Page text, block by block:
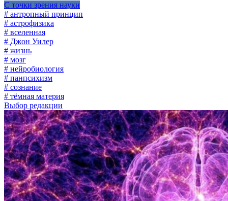
С точки зрения науки
# антропный принцип
# астрофизика
# вселенная
# Джон Уилер
# жизнь
# мозг
# нейробиология
# панпсихизм
# сознание
# тёмная материя
Выбор редакции